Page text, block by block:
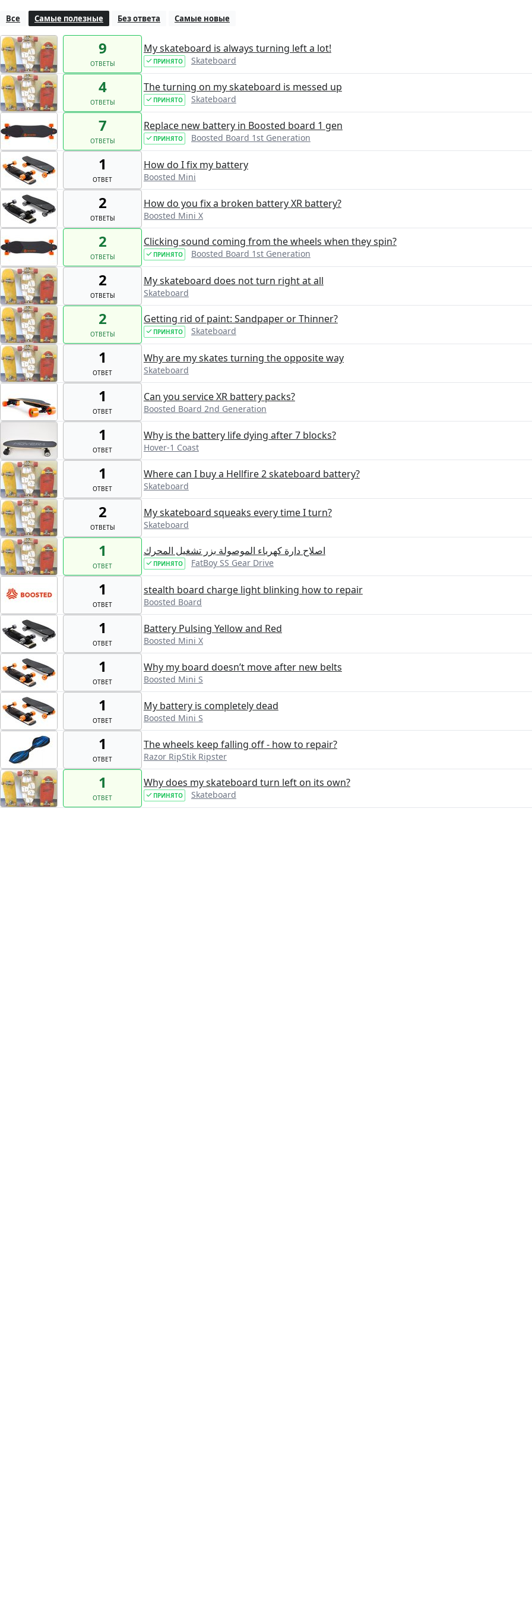
Все Самые полезные Без ответа Самые новые
9
ОТВЕТЫ
My skateboard is always turning left a lot!
ПРИНЯТО Skateboard
4
ОТВЕТЫ
The turning on my skateboard is messed up
ПРИНЯТО Skateboard
7
ОТВЕТЫ
Replace new battery in Boosted board 1 gen
ПРИНЯТО Boosted Board 1st Generation
1
ОТВЕТ
How do I fix my battery
Boosted Mini
2
ОТВЕТЫ
How do you fix a broken battery XR battery?
Boosted Mini X
2
ОТВЕТЫ
Clicking sound coming from the wheels when they spin?
ПРИНЯТО Boosted Board 1st Generation
2
ОТВЕТЫ
My skateboard does not turn right at all
Skateboard
2
ОТВЕТЫ
Getting rid of paint: Sandpaper or Thinner?
ПРИНЯТО Skateboard
1
ОТВЕТ
Why are my skates turning the opposite way
Skateboard
1
ОТВЕТ
Can you service XR battery packs?
Boosted Board 2nd Generation
1
ОТВЕТ
Why is the battery life dying after 7 blocks?
Hover-1 Coast
1
ОТВЕТ
Where can I buy a Hellfire 2 skateboard battery?
Skateboard
2
ОТВЕТЫ
My skateboard squeaks every time I turn?
Skateboard
1
ОТВЕТ
اصلاح دارة كهرباء الموصولة بزر تشغيل المحرك
ПРИНЯТО FatBoy SS Gear Drive
1
ОТВЕТ
stealth board charge light blinking how to repair
Boosted Board
1
ОТВЕТ
Battery Pulsing Yellow and Red
Boosted Mini X
1
ОТВЕТ
Why my board doesn’t move after new belts
Boosted Mini S
1
ОТВЕТ
My battery is completely dead
Boosted Mini S
1
ОТВЕТ
The wheels keep falling off - how to repair?
Razor RipStik Ripster
1
ОТВЕТ
Why does my skateboard turn left on its own?
ПРИНЯТО Skateboard